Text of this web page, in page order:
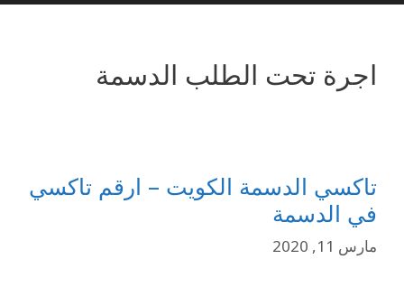
اجرة تحت الطلب الدسمة
تاكسي الدسمة الكويت – ارقم تاكسي
في الدسمة
مارس 11, 2020